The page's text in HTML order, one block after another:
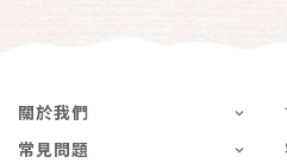
關於我們
常見問題